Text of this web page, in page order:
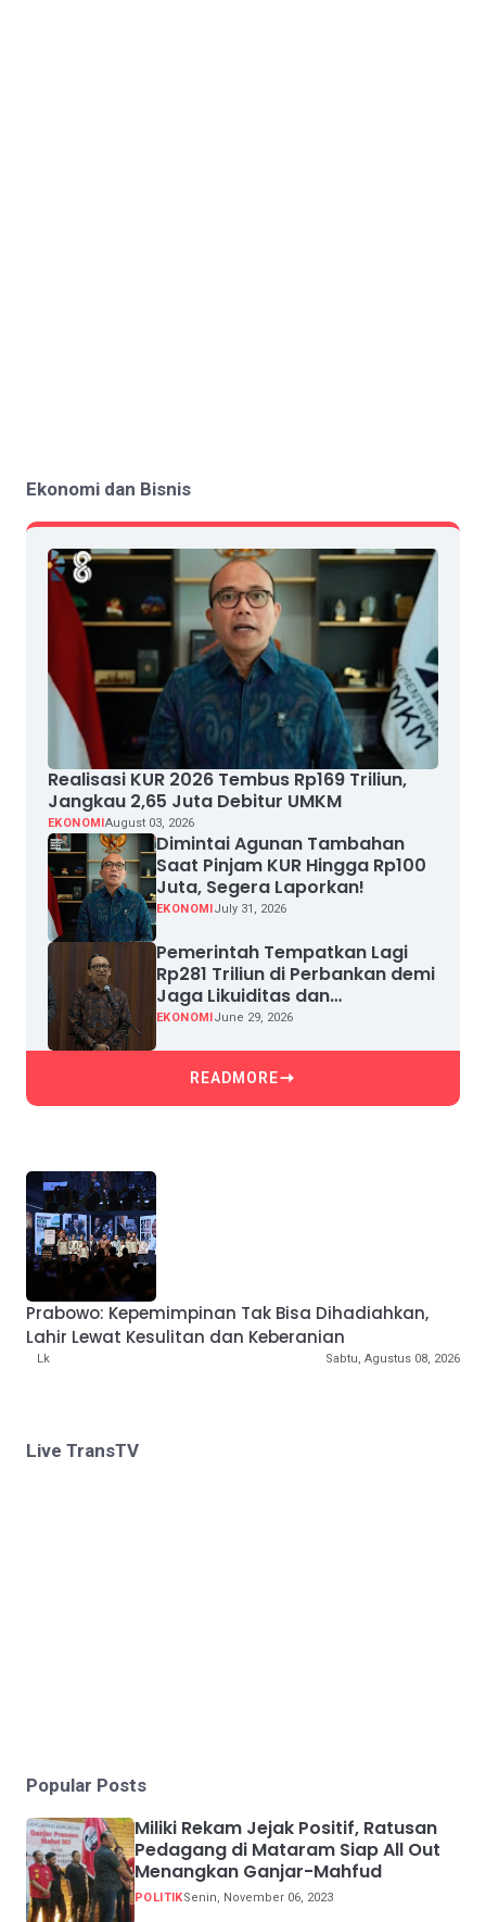
Ekonomi dan Bisnis
Realisasi KUR 2026 Tembus Rp169 Triliun,
Jangkau 2,65 Juta Debitur UMKM
EKONOMIAugust 03, 2026
Dimintai Agunan Tambahan
Saat Pinjam KUR Hingga Rp100
Juta, Segera Laporkan!
EKONOMIJuly 31, 2026
Pemerintah Tempatkan Lagi
Rp281 Triliun di Perbankan demi
Jaga Likuiditas dan
Pertumbuhan Kredit
EKONOMIJune 29, 2026
READMORE
Prabowo: Kepemimpinan Tak Bisa Dihadiahkan,
Lahir Lewat Kesulitan dan Keberanian
Lk Sabtu, Agustus 08, 2026
Live TransTV
Popular Posts
Miliki Rekam Jejak Positif, Ratusan
Pedagang di Mataram Siap All Out
Menangkan Ganjar-Mahfud
POLITIKSenin, November 06, 2023